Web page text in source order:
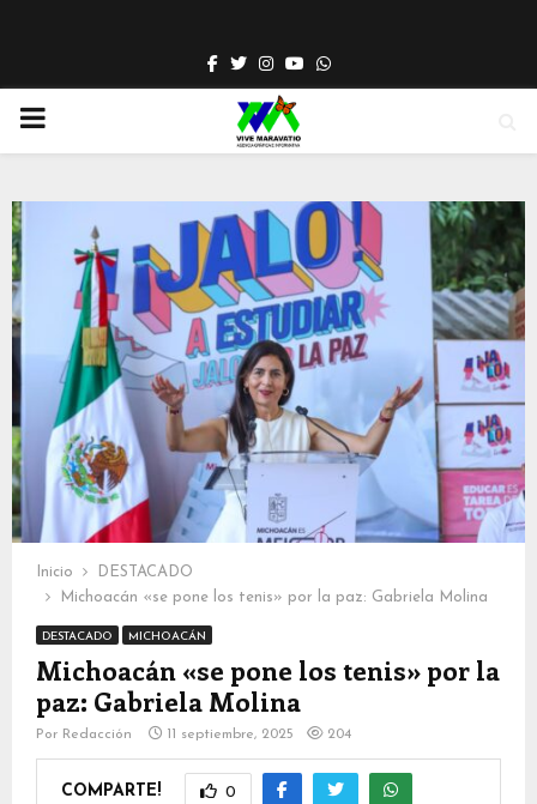
Facebook
TwitterInstagram
YoutubeWhatsapp
PRIMARY
Inicio
DESTACADO
Michoacán «se pone los tenis» por la paz: Gabriela Molina
DESTACADO MICHOACÁN
Michoacán «se pone los tenis» por la
paz: Gabriela Molina
Por Redacción 11 septiembre, 2025 204
COMPARTE! 0